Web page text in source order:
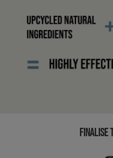
FINALISE